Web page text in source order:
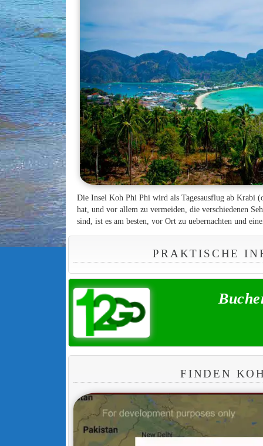
Die Insel Koh Phi Phi wird als Tagesausflug ab Krabi
hat, und vor allem zu vermeiden, die verschiedenen
sind, ist es am besten, vor Ort zu uebernachten und
PRAKTISCHE
FINDEN